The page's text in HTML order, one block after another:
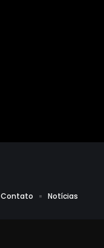
Contato Notícias